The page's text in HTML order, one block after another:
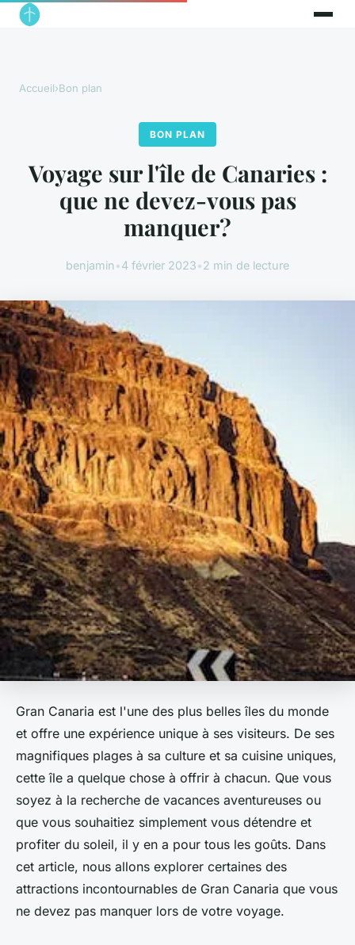
Accueil›Bon plan
BON PLAN
Voyage sur l'île de Canaries :
que ne devez-vous pas
manquer?
benjamin•4 février 2023•2 min de lecture
Gran Canaria est l'une des plus belles îles du monde
et offre une expérience unique à ses visiteurs. De ses
magnifiques plages à sa culture et sa cuisine uniques,
cette île a quelque chose à offrir à chacun. Que vous
soyez à la recherche de vacances aventureuses ou
que vous souhaitiez simplement vous détendre et
profiter du soleil, il y en a pour tous les goûts. Dans
cet article, nous allons explorer certaines des
attractions incontournables de Gran Canaria que vous
ne devez pas manquer lors de votre voyage.